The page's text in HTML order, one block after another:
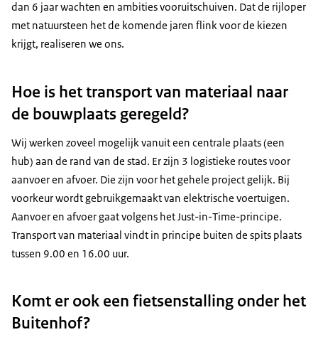
dan 6 jaar wachten en ambities vooruitschuiven. Dat de rijloper
met natuursteen het de komende jaren flink voor de kiezen
krijgt, realiseren we ons.
Hoe is het transport van materiaal naar
de bouwplaats geregeld?
Wij werken zoveel mogelijk vanuit een centrale plaats (een
hub) aan de rand van de stad. Er zijn 3 logistieke routes voor
aanvoer en afvoer. Die zijn voor het gehele project gelijk. Bij
voorkeur wordt gebruikgemaakt van elektrische voertuigen.
Aanvoer en afvoer gaat volgens het Just-in-Time-principe.
Transport van materiaal vindt in principe buiten de spits plaats
tussen 9.00 en 16.00 uur.
Komt er ook een fietsenstalling onder het
Buitenhof?